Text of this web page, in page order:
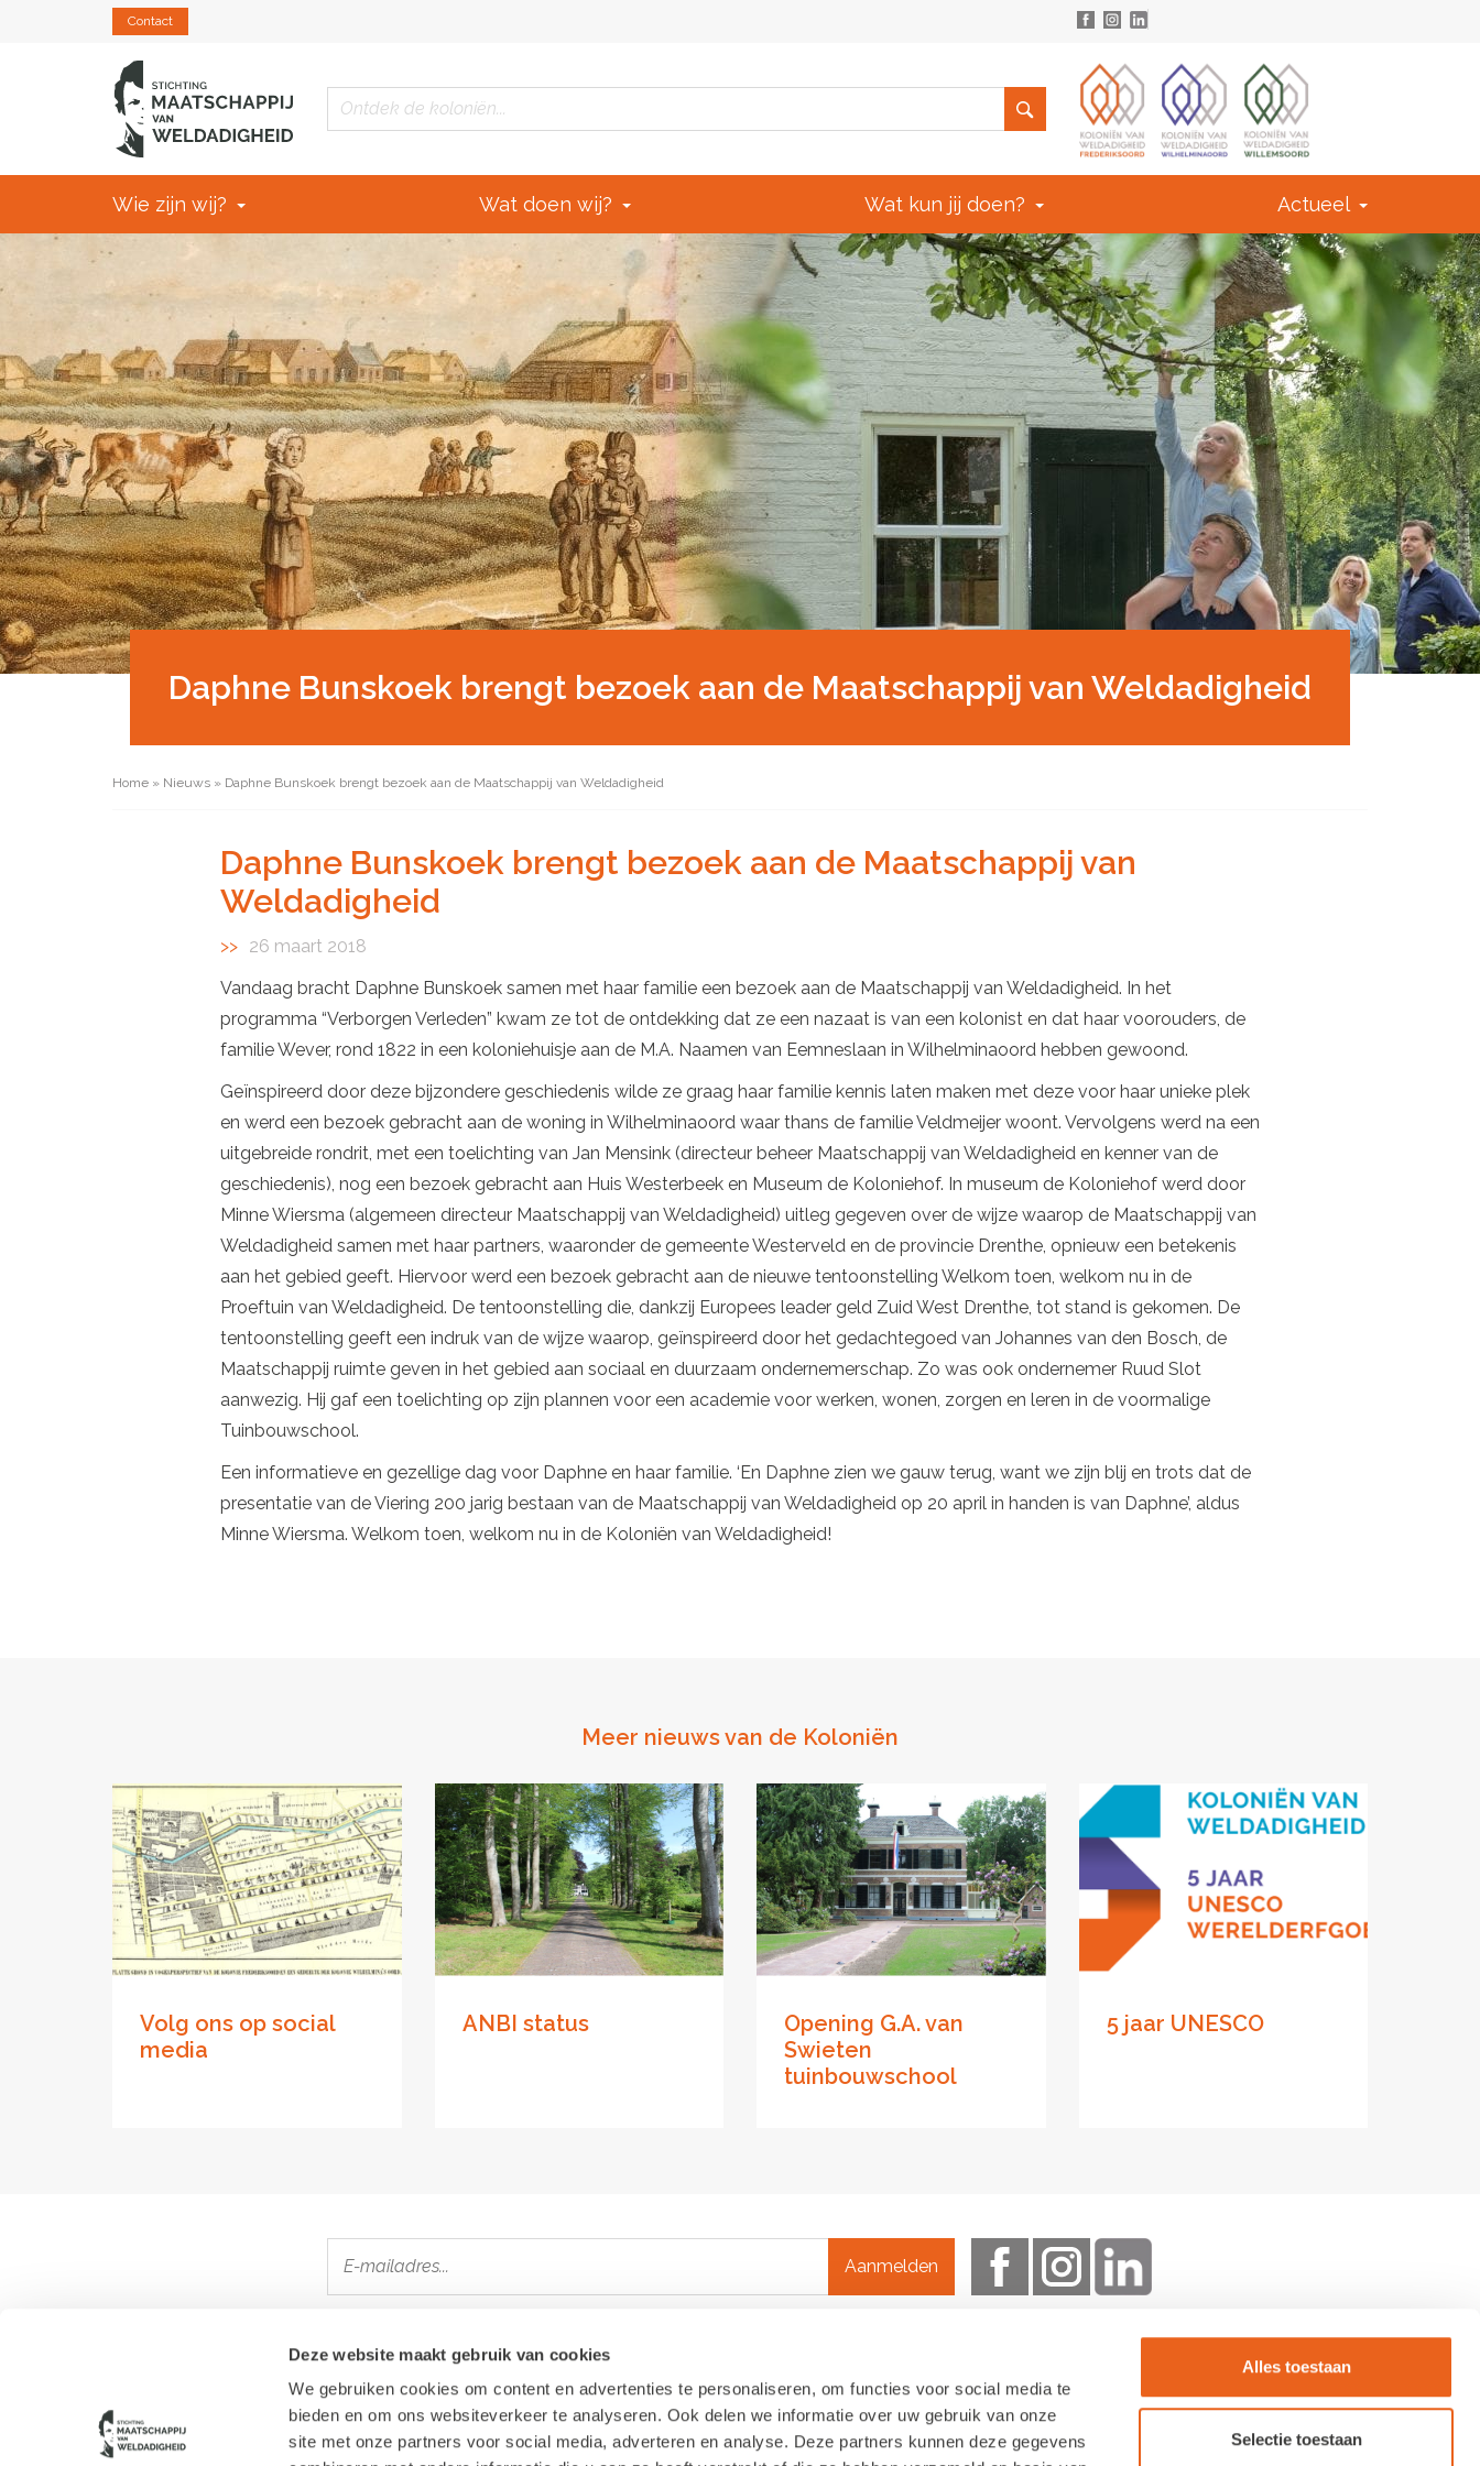
Deze website maakt gebruik van cookies
We gebruiken cookies om content en advertenties te personaliseren, om functies voor social media te
bieden en om ons websiteverkeer te analyseren. Ook delen we informatie over uw gebruik van onze
site met onze partners voor social media, adverteren en analyse. Deze partners kunnen deze gegevens
Alles toestaan
Selectie toestaan
Contact
Wie zijn wij? Wat doen wij? Wat kun jij doen? Actueel
Daphne Bunskoek brengt bezoek aan de Maatschappij van Weldadigheid
Home » Nieuws » Daphne Bunskoek brengt bezoek aan de Maatschappij van Weldadigheid
Daphne Bunskoek brengt bezoek aan de Maatschappij van
Weldadigheid
26 maart 2018
Vandaag bracht Daphne Bunskoek samen met haar familie een bezoek aan de Maatschappij van Weldadigheid. In het
programma “Verborgen Verleden” kwam ze tot de ontdekking dat ze een nazaat is van een kolonist en dat haar voorouders, de
familie Wever, rond 1822 in een koloniehuisje aan de M.A. Naamen van Eemneslaan in Wilhelminaoord hebben gewoond.
Geïnspireerd door deze bijzondere geschiedenis wilde ze graag haar familie kennis laten maken met deze voor haar unieke plek
en werd een bezoek gebracht aan de woning in Wilhelminaoord waar thans de familie Veldmeijer woont. Vervolgens werd na een
uitgebreide rondrit, met een toelichting van Jan Mensink (directeur beheer Maatschappij van Weldadigheid en kenner van de
geschiedenis), nog een bezoek gebracht aan Huis Westerbeek en Museum de Koloniehof. In museum de Koloniehof werd door
Minne Wiersma (algemeen directeur Maatschappij van Weldadigheid) uitleg gegeven over de wijze waarop de Maatschappij van
Weldadigheid samen met haar partners, waaronder de gemeente Westerveld en de provincie Drenthe, opnieuw een betekenis
aan het gebied geeft. Hiervoor werd een bezoek gebracht aan de nieuwe tentoonstelling Welkom toen, welkom nu in de
Proeftuin van Weldadigheid. De tentoonstelling die, dankzij Europees leader geld Zuid West Drenthe, tot stand is gekomen. De
tentoonstelling geeft een indruk van de wijze waarop, geïnspireerd door het gedachtegoed van Johannes van den Bosch, de
Maatschappij ruimte geven in het gebied aan sociaal en duurzaam ondernemerschap. Zo was ook ondernemer Ruud Slot
aanwezig. Hij gaf een toelichting op zijn plannen voor een academie voor werken, wonen, zorgen en leren in de voormalige
Tuinbouwschool.
Een informatieve en gezellige dag voor Daphne en haar familie. ‘En Daphne zien we gauw terug, want we zijn blij en trots dat de
presentatie van de Viering 200 jarig bestaan van de Maatschappij van Weldadigheid op 20 april in handen is van Daphne’, aldus
Minne Wiersma. Welkom toen, welkom nu in de Koloniën van Weldadigheid!
Meer nieuws van de Koloniën
Volg ons op social
media
ANBI status
Opening G.A. van
Swieten
tuinbouwschool
5 jaar UNESCO
Aanmelden
Route Huis Westerbeek
Cookie verklaring